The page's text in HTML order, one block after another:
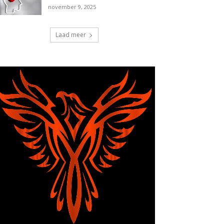
november 9, 2025
Laad meer